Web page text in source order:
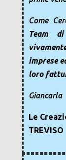
Come
Team
imprese
loro
Giancarla
Le
TREVISO